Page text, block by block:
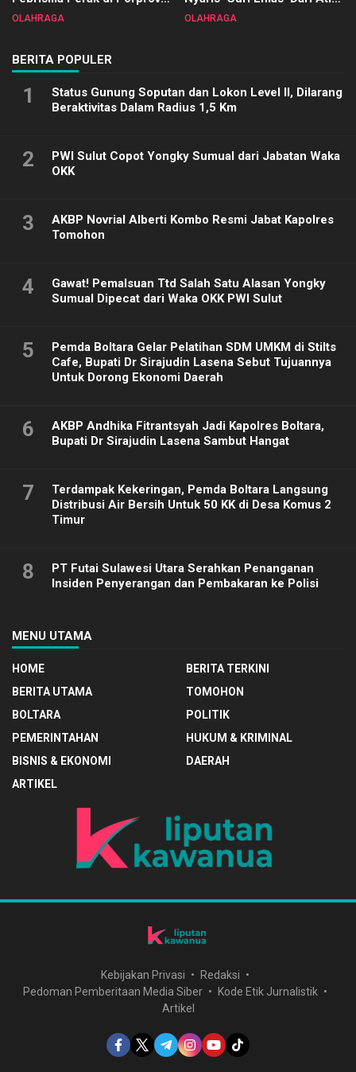
Sulut 2025
OLAHRAGA
Biliar PON di Porprov Sulut
OLAHRAGA
BERITA POPULER
1
Status Gunung Soputan dan Lokon Level II, Dilarang
Beraktivitas Dalam Radius 1,5 Km
2
PWI Sulut Copot Yongky Sumual dari Jabatan Waka
OKK
3
AKBP Novrial Alberti Kombo Resmi Jabat Kapolres
Tomohon
4
Gawat! Pemalsuan Ttd Salah Satu Alasan Yongky
Sumual Dipecat dari Waka OKK PWI Sulut
5
Pemda Boltara Gelar Pelatihan SDM UMKM di Stilts
Cafe, Bupati Dr Sirajudin Lasena Sebut Tujuannya
Untuk Dorong Ekonomi Daerah
6
AKBP Andhika Fitrantsyah Jadi Kapolres Boltara,
Bupati Dr Sirajudin Lasena Sambut Hangat
7
Terdampak Kekeringan, Pemda Boltara Langsung
Distribusi Air Bersih Untuk 50 KK di Desa Komus 2
Timur
8
PT Futai Sulawesi Utara Serahkan Penanganan
Insiden Penyerangan dan Pembakaran ke Polisi
MENU UTAMA
HOME
BERITA TERKINI
BERITA UTAMA
TOMOHON
BOLTARA
POLITIK
PEMERINTAHAN
HUKUM & KRIMINAL
BISNIS & EKONOMI
DAERAH
ARTIKEL
Kebijakan Privasi
Redaksi
Pedoman Pemberitaan Media Siber
Kode Etik Jurnalistik
Artikel